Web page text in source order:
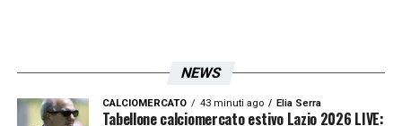
NEWS
CALCIOMERCATO 43 minuti ago Elia Serra
Tabellone calciomercato estivo Lazio 2026 LIVE: